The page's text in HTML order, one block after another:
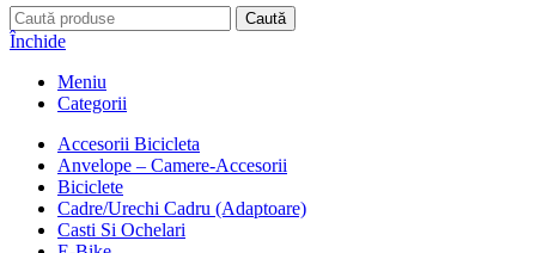
Caută
Închide
Meniu
Categorii
Accesorii Bicicleta
Anvelope – Camere-Accesorii
Biciclete
Cadre/Urechi Cadru (Adaptoare)
Casti Si Ochelari